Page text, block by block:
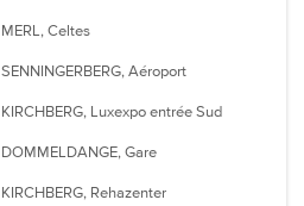
MERL, Celtes
SENNINGERBERG, Aéroport
KIRCHBERG, Luxexpo entrée Sud
DOMMELDANGE, Gare
KIRCHBERG, Rehazenter